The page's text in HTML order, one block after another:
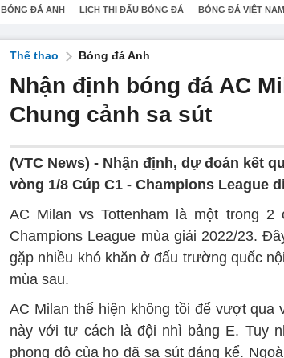
BÓNG ĐÁ ANH LỊCH THI ĐẤU BÓNG ĐÁ BÓNG ĐÁ VIỆT NAM
Thể thao Bóng đá Anh
Nhận định bóng đá AC
Chung cảnh sa sút
(VTC News) - Nhận định, dự đoán kết
vòng 1/8 Cúp C1 - Champions League
AC Milan vs Tottenham là một trong
Champions League mùa giải 2022/23.
gặp nhiều khó khăn ở đấu trường quốc
mùa sau.
AC Milan thể hiện không tồi để vượt qua
này với tư cách là đội nhì bảng E. Tuy
phong độ của họ đã sa sút đáng kể.